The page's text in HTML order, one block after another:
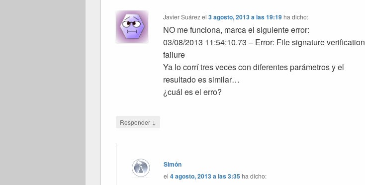
Javier Suárezel3 agosto, 2013 a las 19:19ha dicho:
NO me funciona, marca el siguiente error:
03/08/2013 11:54:10.73 – Error: File signature verification
failure
Ya lo corrí tres veces con diferentes parámetros y el
resultado es similar…
¿cuál es el erro?
Responder ↓
Simón
el4 agosto, 2013 a las 3:35ha dicho: